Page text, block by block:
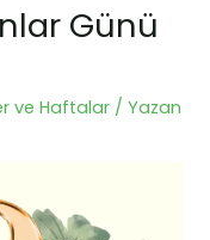
Günü
ve Haftalar / Yazan